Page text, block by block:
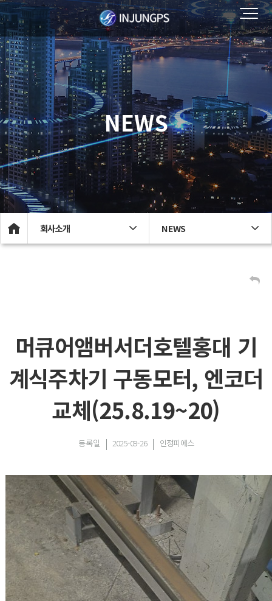
NEWS
회사소개 NEWS
머큐어앰버서더호텔홍대 기
계식주차기 구동모터, 엔코더
교체(25.8.19~20)
등록일 2025-09-26 인정피에스